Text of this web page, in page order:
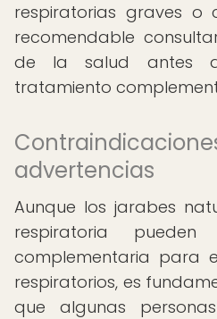
respiratorias graves o
recomendable
de la salud antes
tratamiento
advertencias
Aunque los jarabes
respiratoria
complementaria para
respiratorios, es
que algunas